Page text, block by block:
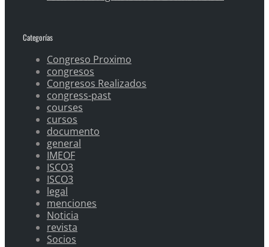
Categorías
Congreso Proximo
congresos
Congresos Realizados
congress-past
courses
cursos
documento
general
IMEOF
ISCO3
ISCO3
legal
menciones
Noticia
revista
Socios